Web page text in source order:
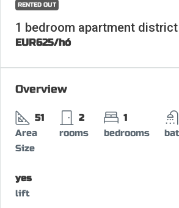
RENTED OUT
1 bedroom apartment
EUR625/hó
Overview
51
Area
Size
2
rooms
1
bedrooms
yes
lift